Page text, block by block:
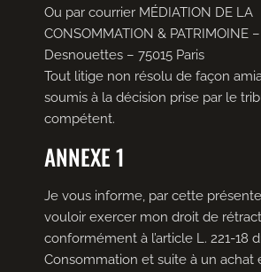
Ou par courrier MÉDIATION DE LA
CONSOMMATION & PATRIMOINE
Desnouettes – 75015 Paris
Tout litige non résolu de façon
soumis à la décision prise par le
compétent.
ANNEXE 1
Je vous informe, par cette
vouloir exercer mon droit de
conformément à l’article L. 221-18
Consommation et suite à un achat